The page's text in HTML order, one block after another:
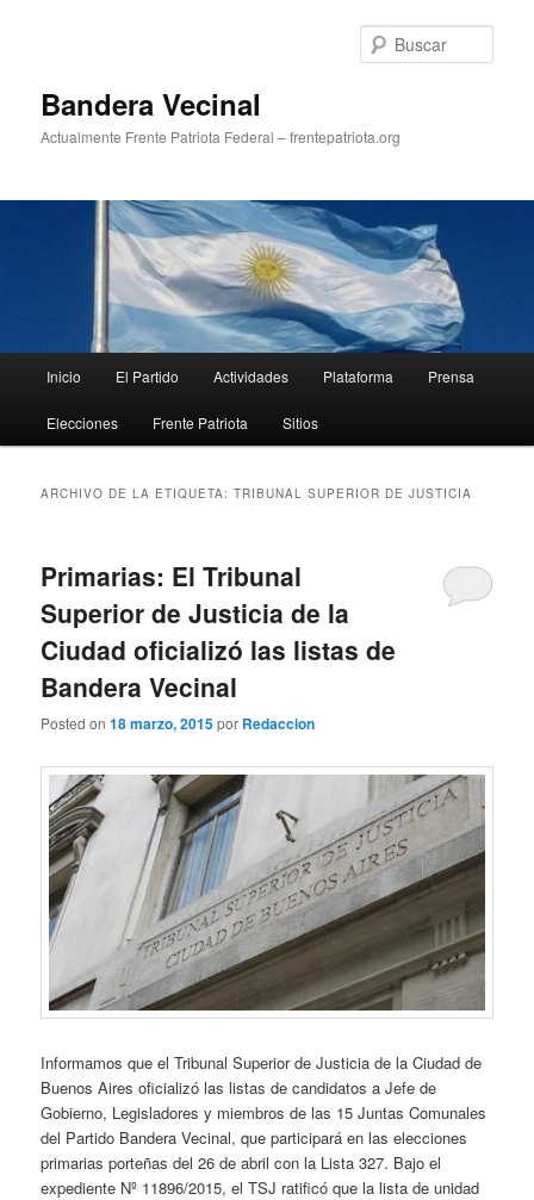
Bandera Vecinal
Actualmente Frente Patriota Federal – frentepatriota.org
principal
Inicio El Partido Actividades Plataforma Prensa
Elecciones Frente Patriota Sitios
ARCHIVO DE LA ETIQUETA:TRIBUNAL SUPERIOR DE JUSTICIA
Primarias: El Tribunal
Superior de Justicia de la
Ciudad oficializó las listas de
Bandera Vecinal
Posted on18 marzo, 2015por Redaccion
Informamos que el Tribunal Superior de Justicia de la Ciudad de
Buenos Aires oficializó las listas de candidatos a Jefe de
Gobierno, Legisladores y miembros de las 15 Juntas Comunales
del Partido Bandera Vecinal, que participará en las elecciones
primarias porteñas del 26 de abril con la Lista 327. Bajo el
expediente Nº 11896/2015, el TSJ ratificó que la lista de unidad